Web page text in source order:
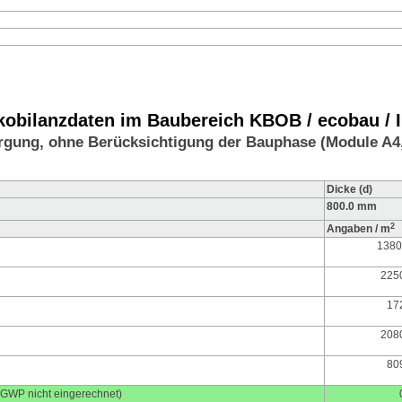
im Baubereich KBOB / ecobau /
ohne Berücksichtigung der Bauphase (Module
Dicke (d)
800.0 mm
Angaben / m2
nicht eingerechnet)